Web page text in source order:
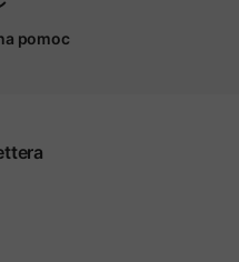
pomoc